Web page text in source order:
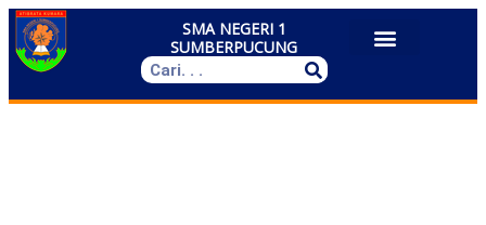
Skip
to
content
SMA NEGERI 1
SUMBERPUCUNG
Search